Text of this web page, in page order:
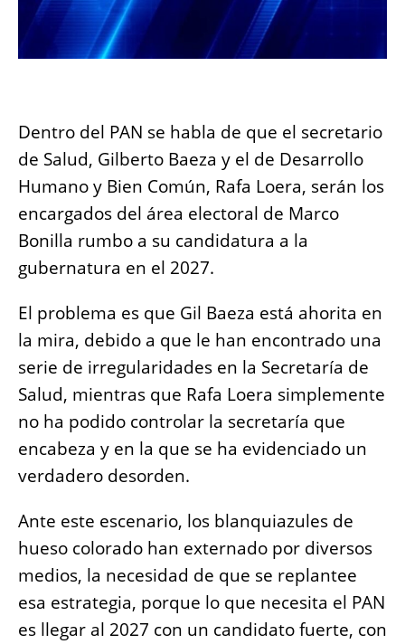
Dentro del PAN se habla de que el secretario
de Salud, Gilberto Baeza y el de Desarrollo
Humano y Bien Común, Rafa Loera, serán los
encargados del área electoral de Marco
Bonilla rumbo a su candidatura a la
gubernatura en el 2027.
El problema es que Gil Baeza está ahorita en
la mira, debido a que le han encontrado una
serie de irregularidades en la Secretaría de
Salud, mientras que Rafa Loera simplemente
no ha podido controlar la secretaría que
encabeza y en la que se ha evidenciado un
verdadero desorden.
Ante este escenario, los blanquiazules de
hueso colorado han externado por diversos
medios, la necesidad de que se replantee
esa estrategia, porque lo que necesita el PAN
es llegar al 2027 con un candidato fuerte, con